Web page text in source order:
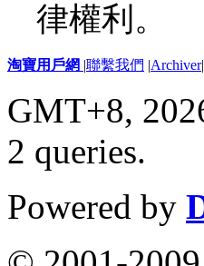
律權利。
淘寶用戶網 |聯繫我們 |Archiver|
GMT+8,
2 queries.
Powered by